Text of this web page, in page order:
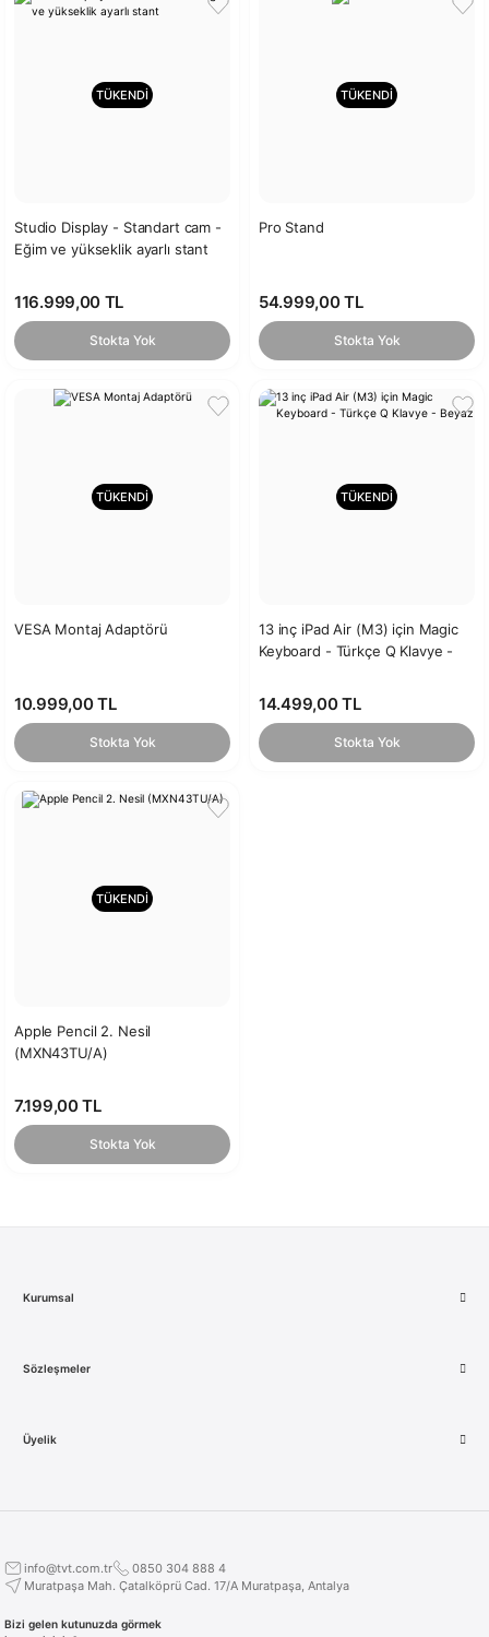
TÜKENDİ
Studio Display - Standart cam -
Eğim ve yükseklik ayarlı stant
116.999,00 TL
Stokta Yok
TÜKENDİ
Pro Stand
54.999,00 TL
Stokta Yok
TÜKENDİ
VESA Montaj Adaptörü
10.999,00 TL
Stokta Yok
TÜKENDİ
13 inç iPad Air (M3) için Magic
Keyboard - Türkçe Q Klavye -
14.499,00 TL
Stokta Yok
TÜKENDİ
Apple Pencil 2. Nesil
(MXN43TU/A)
7.199,00 TL
Stokta Yok
Kurumsal
Sözleşmeler
Üyelik
info@tvt.com.tr
0850 304 888 4
Muratpaşa Mah. Çatalköprü Cad. 17/A Muratpaşa, Antalya
Bizi gelen kutunuzda görmek